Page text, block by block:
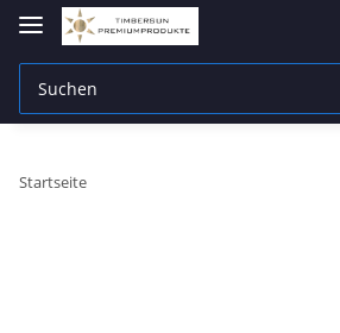
Startseite